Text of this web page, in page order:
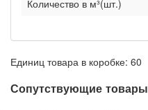
Количество в м³(шт.)
Единиц товара в коробке: 60
Сопутствующие товары